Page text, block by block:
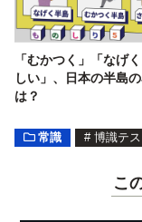
「むかつく」「なげ
しい」、日本の半島
は？
常識 # 博識テス
こ